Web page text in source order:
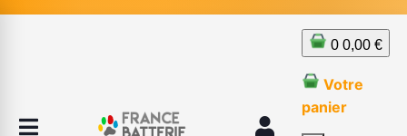
0 0,00 €
Votre
panier